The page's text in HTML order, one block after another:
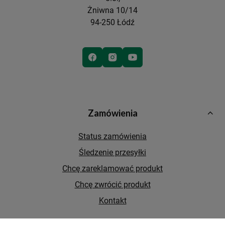
Zamówienia
Status zamówienia
Śledzenie przesyłki
Chcę zareklamować produkt
Chcę zwrócić produkt
Kontakt
Żniwna 10/14
94-250 Łódź